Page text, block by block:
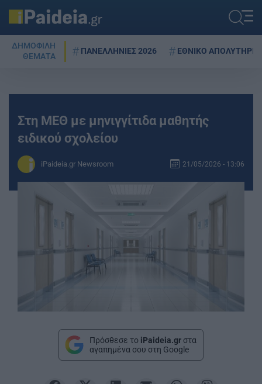
ΔΗΜΟΦΙΛΗ
ΘΕΜΑΤΑ
ΠΑΝΕΛΛΗΝΙΕΣ 2026 ΕΘΝΙΚΟ ΑΠΟΛΥΤΗΡΙΟ
Στη ΜΕΘ με μηνιγγίτιδα μαθητής
ειδικού σχολείου
iPaideia.gr Newsroom 21/05/2026 - 13:06
Πρόσθεσε το iPaideia.gr στα
αγαπημένα σου στη Google